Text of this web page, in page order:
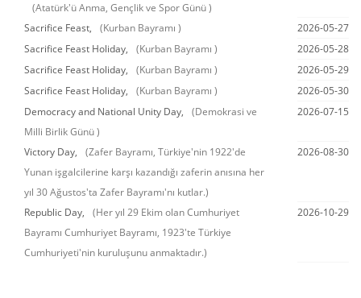
(Atatürk'ü Anma, Gençlik ve Spor Günü )
Sacrifice Feast, (Kurban Bayramı )
2026-05-27
Sacrifice Feast Holiday,
(Kurban Bayramı )
2026-05-28
Sacrifice Feast Holiday,
(Kurban Bayramı )
2026-05-29
Sacrifice Feast Holiday,
(Kurban Bayramı )
2026-05-30
Democracy and National Unity Day,
(Demokrasi ve
Milli Birlik Günü )
2026-07-15
Victory Day,
(Zafer Bayramı, Türkiye'nin 1922'de
Yunan işgalcilerine karşı kazandığı zaferin anısına her
yıl 30 Ağustos'ta Zafer Bayramı'nı kutlar.)
2026-08-30
Republic Day,
(Her yıl 29 Ekim olan Cumhuriyet
Bayramı Cumhuriyet Bayramı, 1923'te Türkiye
Cumhuriyeti'nin kuruluşunu anmaktadır.)
2026-10-29